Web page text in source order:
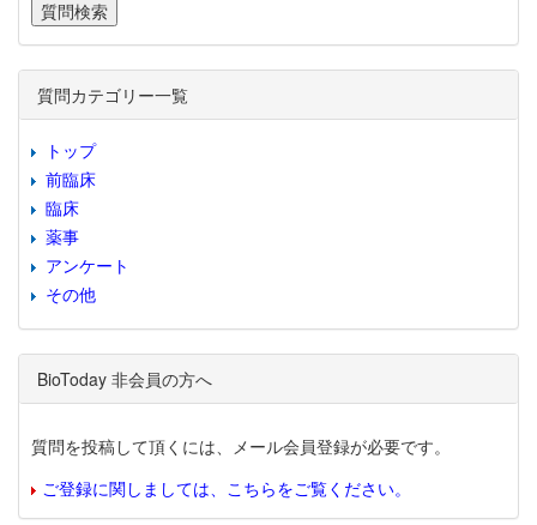
質問カテゴリー一覧
トップ
前臨床
臨床
薬事
アンケート
その他
BioToday 非会員の方へ
質問を投稿して頂くには、メール会員登録が必要です。
ご登録に関しましては、こちらをご覧ください。